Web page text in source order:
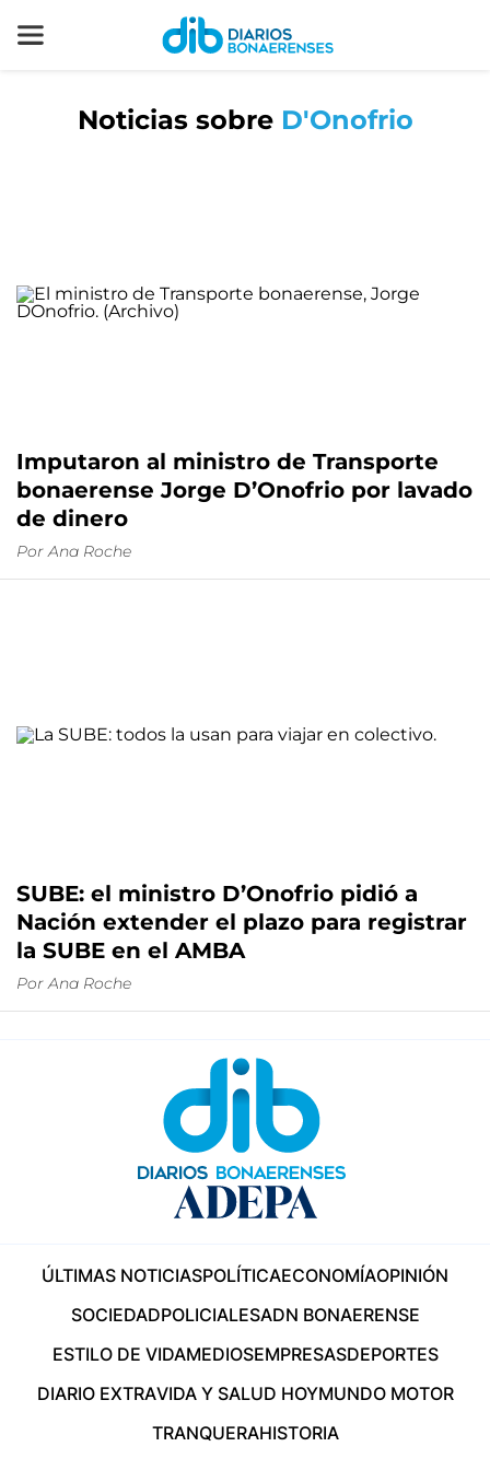
Noticias sobre D'Onofrio
Imputaron al ministro de Transporte
bonaerense Jorge D’Onofrio por lavado
de dinero
Por Ana Roche
SUBE: el ministro D’Onofrio pidió a
Nación extender el plazo para registrar
la SUBE en el AMBA
Por Ana Roche
ÚLTIMAS NOTICIASPOLÍTICAECONOMÍAOPINIÓN
SOCIEDADPOLICIALESADN BONAERENSE
ESTILO DE VIDAMEDIOSEMPRESASDEPORTES
DIARIO EXTRAVIDA Y SALUD HOYMUNDO MOTOR
TRANQUERAHISTORIA